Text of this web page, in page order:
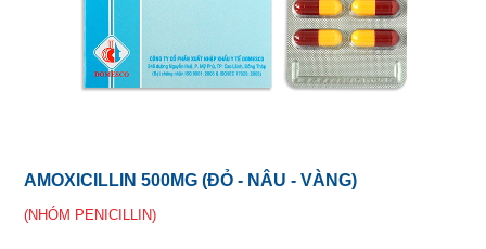
AMOXICILLIN 500MG (ĐỎ - NÂU - VÀNG)
(NHÓM PENICILLIN)